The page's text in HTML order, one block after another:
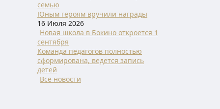
семью
Юным героям вручили награды
16 Июля 2026
Новая школа в Бокино откроется 1
сентября
Команда педагогов полностью
сформирована, ведётся запись
детей
Все новости